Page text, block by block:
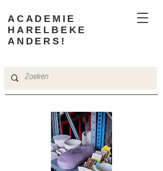
ACADEMIE
HARELBEKE
ANDERS!